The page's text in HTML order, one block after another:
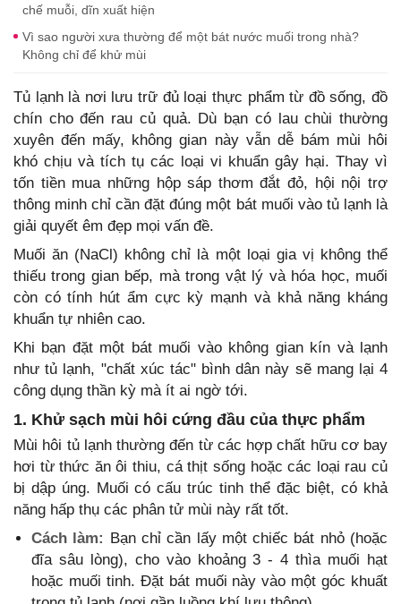
chế muỗi, dĩn xuất hiện
Vì sao người xưa thường để một bát nước muối trong nhà?
Không chỉ để khử mùi
Tủ lạnh là nơi lưu trữ đủ loại thực phẩm từ đồ sống, đồ
chín cho đến rau củ quả. Dù bạn có lau chùi thường
xuyên đến mấy, không gian này vẫn dễ bám mùi hôi
khó chịu và tích tụ các loại vi khuẩn gây hại. Thay vì
tốn tiền mua những hộp sáp thơm đắt đỏ, hội nội trợ
thông minh chỉ cần đặt đúng một bát muối vào tủ lạnh là
giải quyết êm đẹp mọi vấn đề.
Muối ăn (NaCl) không chỉ là một loại gia vị không thể
thiếu trong gian bếp, mà trong vật lý và hóa học, muối
còn có tính hút ẩm cực kỳ mạnh và khả năng kháng
khuẩn tự nhiên cao.
Khi bạn đặt một bát muối vào không gian kín và lạnh
như tủ lạnh, "chất xúc tác" bình dân này sẽ mang lại 4
công dụng thần kỳ mà ít ai ngờ tới.
1. Khử sạch mùi hôi cứng đầu của thực phẩm
Mùi hôi tủ lạnh thường đến từ các hợp chất hữu cơ bay
hơi từ thức ăn ôi thiu, cá thịt sống hoặc các loại rau củ
bị dập úng. Muối có cấu trúc tinh thể đặc biệt, có khả
năng hấp thụ các phân tử mùi này rất tốt.
Cách làm: Bạn chỉ cần lấy một chiếc bát nhỏ (hoặc
đĩa sâu lòng), cho vào khoảng 3 - 4 thìa muối hạt
hoặc muối tinh. Đặt bát muối này vào một góc khuất